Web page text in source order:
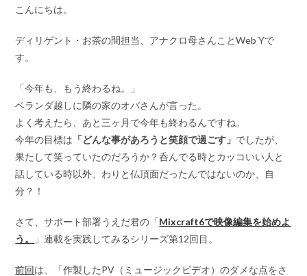
こんにちは。
ディリゲント・お茶の間担当、アナクロ母さんことWeb Yで
す。
「今年も、もう終わるね。」
ベランダ越しに隣の家のオバさんが言った。
よく考えたら、あと三ヶ月で今年も終わるんですね。
今年の目標は 「どんな事があろうと笑顔で過ごす」 でしたが、
果たして笑っていたのだろうか？呑んでる時とカッコいい人と
話している時以外、わりと仏頂面だったんではないのか、自
分？！
さて、サポート部署うえだ君の「Mixcraft6で映像編集を始めよ
う。
」連載を実践してみるシリーズ第12回目。
前回は、「作製したPV（ミュージックビデオ）のダメな点をさ